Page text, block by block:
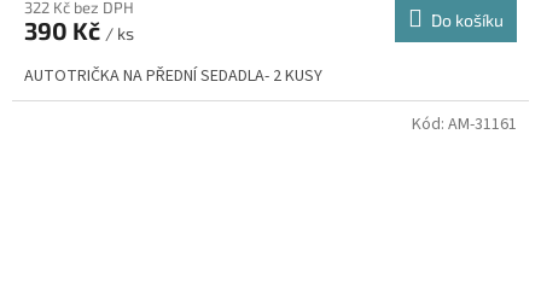
322 Kč bez DPH
390 Kč / ks
Do košíku
AUTOTRIČKA NA PŘEDNÍ SEDADLA- 2 KUSY
Kód: AM-31161